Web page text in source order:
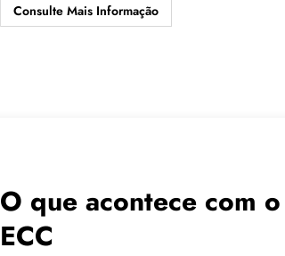
Consulte Mais Informação
O que acontece com
ECC